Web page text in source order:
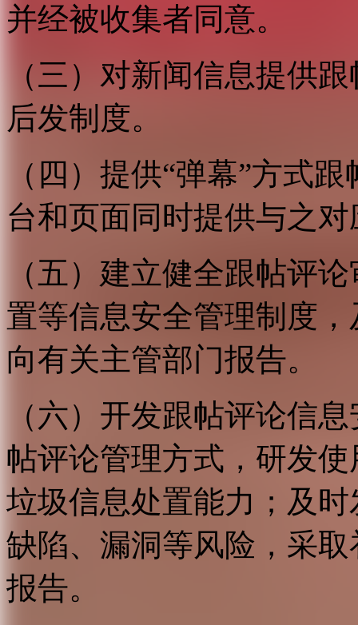
并经被收集者同意。
（三）对新闻信息提供
后发制度。
（四）提供“弹幕”方式
台和页面同时提供与之
（五）建立健全跟帖评
置等信息安全管理制度
向有关主管部门报告。
（六）开发跟帖评论信
帖评论管理方式，研发
垃圾信息处置能力；及
缺陷、漏洞等风险，采
报告。